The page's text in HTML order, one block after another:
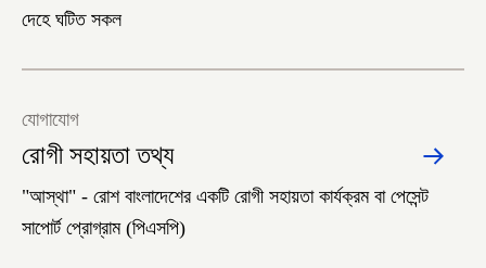
দেহে ঘটিত সকল
রোগী সহায়তা তথ্য
যোগাযোগ
"আস্থা" - রোশ বাংলাদেশের একটি রোগী সহায়তা কার্যক্রম বা পেসেন্ট
সাপোর্ট প্রোগ্রাম (পিএসপি)